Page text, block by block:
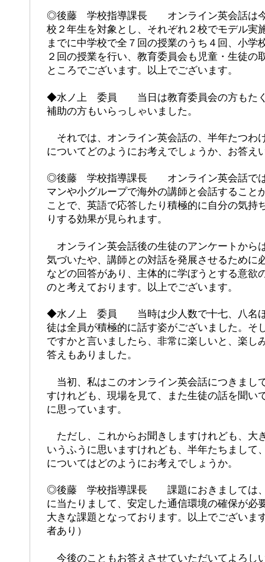
◎後藤 学校指導課長 オンライン英会話は今
校２年生を対象とし、それぞれ２校でモデル実
までに中学校で全７回の授業のうち４回、小学
２回の授業を行い、教育委員会も児童・生徒の
ところでございます。以上でございます。
◆水ノ上 委員 当日は教育委員会の方もたく
補助の方もいらっしゃいました。
それでは、オンライン英会話の、半年たつわ
についてどのようにお考えでしょうか、お答え
◎後藤 学校指導課長 オンライン英会話では
マンや小グループで海外の講師と会話すること
ことで、英語で応答したり積極的に自分の気持
りする効果が見られます。
オンライン英会話後の生徒のアンケートから
気づいたや、講師との対話を発展させるために
などの回答があり、主体的に学ぼうとする意欲
のと考えております。以上でございます。
◆水ノ上 委員 当時は少人数で十七、八名ほ
徒は全員が積極的に話す姿がございました。そ
ですかと言いましたら、非常に楽しいと、楽し
答えもありました。
当初、私はこのオンライン英会話につきまし
すけれども、現場を見て、また生徒の話を聞い
に思っています。
ただし、これからお聞きしますけれども、大
いうふうに思いますけれども、半年たちまして
についてはどのようにお考えでしょうか。
◎後藤 学校指導課長 課題におきましては、
に当たりまして、安定した通信環境の確保が必
大きな課題となっております。以上でございま
者あり）
今後のこともお答えさせていただいてよろし